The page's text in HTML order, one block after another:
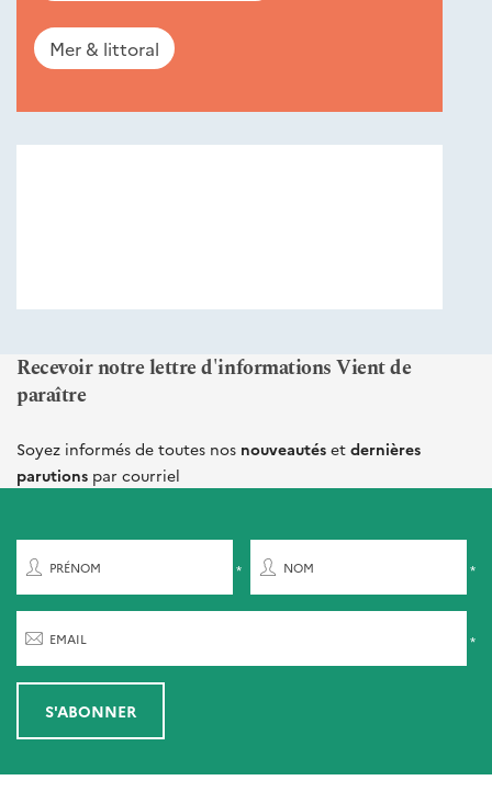
Mer & littoral
Recevoir notre lettre d'informations Vient de
paraître
Soyez informés de toutes nos nouveautés et dernières
parutions par courriel
PRÉNOM NOM
EMAIL
S'ABONNER